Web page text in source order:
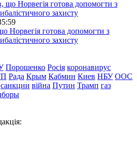
Норвегія готова допомогти з
захисту
Порошенко Росія коронавирус
Рада Крым Кабмин Киев НБУ ООС
санкции війна Путин Трамп газ